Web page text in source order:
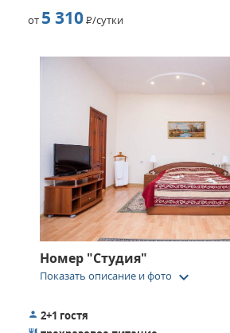
от 5 310Р/сутки
Номер "Студия"
Показать описание и фото keyboard_arrow_down
2+1 гостя